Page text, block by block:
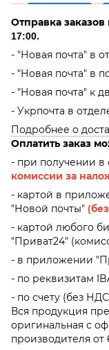
Отправка
17:00.
- "Новая почта" в
- "Новая почта" в
- "Новая почта" к
- Укрпочта в
Подробнее о
Оплатить заказ
- при получении в
комиссии за
- картой в
"Новой почты"
- картой любого
"Приват24"
- в приложении
- по реквизитам
- по счету (без
Вся продукция
оригинальная с
производителя от